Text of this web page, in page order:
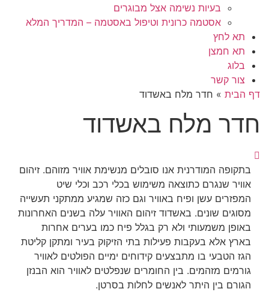
בעיות נשימה אצל מבוגרים
אסטמה כרונית וטיפול באסטמה – המדריך המלא
תא לחץ
תא חמצן
בלוג
צור קשר
דף הבית » חדר מלח באשדוד
חדר מלח באשדוד
בתקופה המודרנית אנו סובלים מנשימת אוויר מזוהם. זיהום
אוויר שנגרם כתוצאה משימוש בכלי רכב וכלי שיט
המפזרים עשן ופיח באוויר וגם כזה שמגיע ממתקני תעשייה
מסוגים שונים. באשדוד זיהום האוויר עלה בשנים האחרונות
באופן משמעותי ולא רק בגלל פיח כמו בערים אחרות
בארץ אלא בעקבות פעילות בתי הזיקוק בעיר ומתקן קליטת
הגז הטבעי בו מתבצעים קידוחים ימיים הפולטים לאוויר
גורמים מזהמים. בין החומרים שנפלטים לאוויר הוא הבנזן
הגורם בין היתר לאנשים לחלות בסרטן.